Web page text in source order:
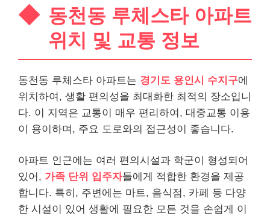
동천동 루체스타 아파트
위치 및 교통 정보
동천동 루체스타 아파트는 경기도 용인시 수지구에
위치하여, 생활 편의성을 최대화한 최적의 장소입니
다. 이 지역은 교통이 매우 편리하여, 대중교통 이용
이 용이하며, 주요 도로와의 접근성이 좋습니다.
아파트 인근에는 여러 편의시설과 학군이 형성되어
있어, 가족 단위 입주자들에게 적합한 환경을 제공
합니다. 특히, 주변에는 마트, 음식점, 카페 등 다양
한 시설이 있어 생활에 필요한 모든 것을 손쉽게 이